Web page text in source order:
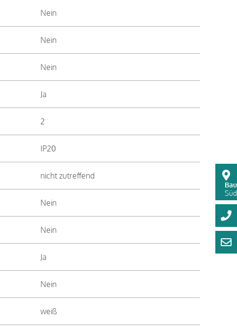
Nein
Nein
Nein
Ja
2
IP20
nicht zutreffend
Nein
Nein
Ja
Nein
weiß